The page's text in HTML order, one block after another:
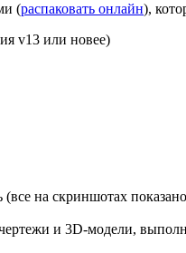
(распаковать онлайн),
v13 или новее)
на скриншотах
чертежи и 3D-модели,